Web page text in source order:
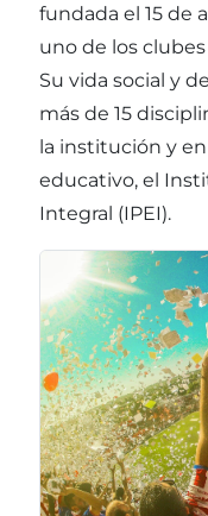
fundada el 15 de
uno de los
Su vida social y
más de 15
la institución y
educativo, el
Integral (IPEI).